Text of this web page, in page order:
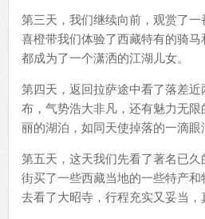
第三天，我们继续向前，观赏了一
喜橙带我们体验了西藏特有的骑
都成为了一个潇洒的江湖儿女。
第四天，返回拉萨途中看了落差
布，气势浩大非凡，还有魅力无
丽的湖泊，如同天使掉落的一滴眼
第五天，这天我们先看了著名已
街买了一些西藏当地的一些特产
去看了大昭寺，行程充实又妥当，